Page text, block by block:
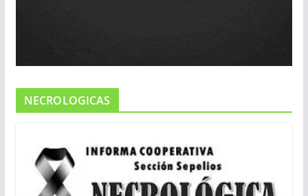
NECROLOGICAS